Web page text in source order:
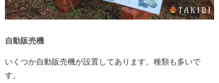
自動販売機
いくつか自動販売機が設置してあります。種類も多いで
す。